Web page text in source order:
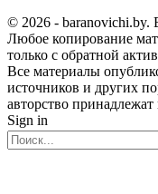
© 2026 - baranovichi.by.
Любое копирование
только с обратной
Все материалы
источников и других
авторство
Sign in